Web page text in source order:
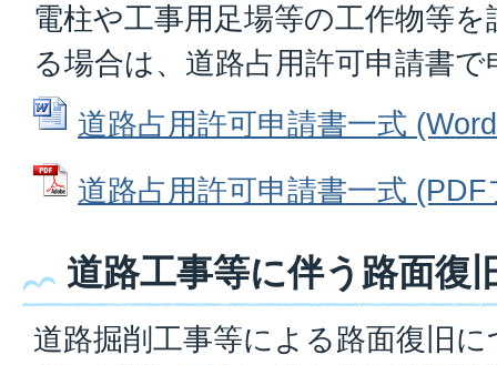
電柱や工事用足場等の工作物等
る場合は、道路占用許可申請書
道路占用許可申請書一式
道路占用許可申請書一式
道路工事等に伴う路面復
道路掘削工事等による路面復旧